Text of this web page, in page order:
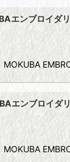
エンブロイ
MOKUBA
エンブロイ
MOKUBA